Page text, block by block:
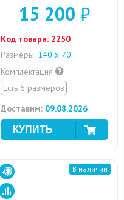
15 200 ₽
Код товара: 2250
Размеры: 140 х 70
Комплектация
Есть 6 размеров
Доставим: 09.08.2026
В наличии